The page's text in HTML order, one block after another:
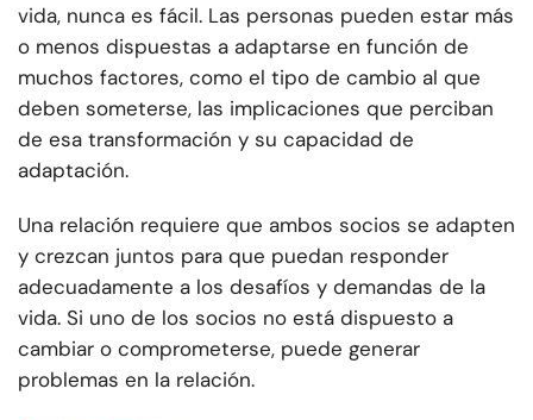
vida, nunca es fácil. Las personas pueden estar más
o menos dispuestas a adaptarse en función de
muchos factores, como el tipo de cambio al que
deben someterse, las implicaciones que perciban
de esa transformación y su capacidad de
adaptación.
Una relación requiere que ambos socios se adapten
y crezcan juntos para que puedan responder
adecuadamente a los desafíos y demandas de la
vida. Si uno de los socios no está dispuesto a
cambiar o comprometerse, puede generar
problemas en la relación.